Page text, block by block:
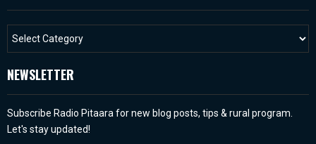
NEWSLETTER
Subscribe Radio Pitaara for new blog posts, tips & rural program.
Let's stay updated!